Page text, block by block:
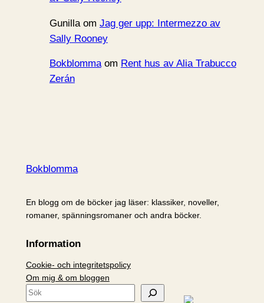
Gunillaom Jag ger upp: Intermezzo av
Sally Rooney
Bokblommaom Rent hus av Alia Trabucco
Zerán
Bokblomma
En blogg om de böcker jag läser: klassiker, noveller,
romaner, spänningsromaner och andra böcker.
Information
Cookie- och integritetspolicy
Om mig & om bloggen
S